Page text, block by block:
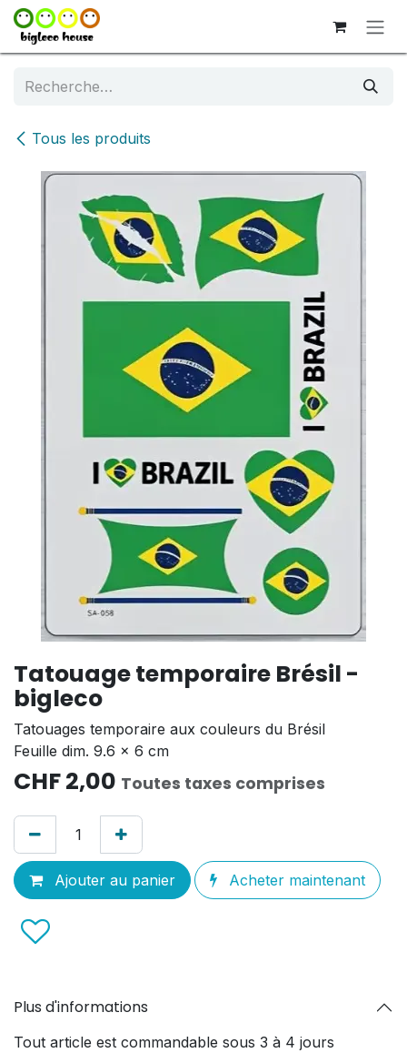
Se rendre au contenu
Tous les produits
Tatouage temporaire Brésil -
bigleco
Tatouages temporaire aux couleurs du Brésil
Feuille dim. 9.6 x 6 cm
CHF2,00 Toutes taxes comprises
Ajouter au panier Acheter maintenant
Plus d'informations
Tout article est commandable sous 3 à 4 jours